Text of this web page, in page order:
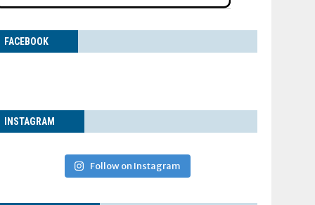
FACE­BOOK
INS­TA­GRAM
Follow on Instagram